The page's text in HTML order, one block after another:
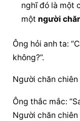
nghĩ đó là một
một người
Ông hỏi anh ta:
không?”.
Người chăn chiên
Người chăn chiên